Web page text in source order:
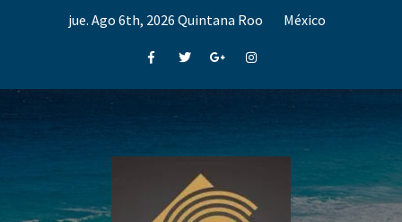
jue. Ago 6th, 2026 Quintana Roo México
FacebookTwitterGoogle+Instagram